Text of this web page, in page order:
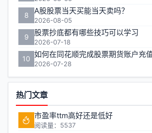
8 A股股票当天买能当天卖吗？
2026-08-05
9 股票抄底都有哪些技巧可以学习
2026-07-18
10 如何在同花顺完成股票期货账户充
2026-07-28
热门文章
市盈率ttm高好还是低好
阅读量：5537